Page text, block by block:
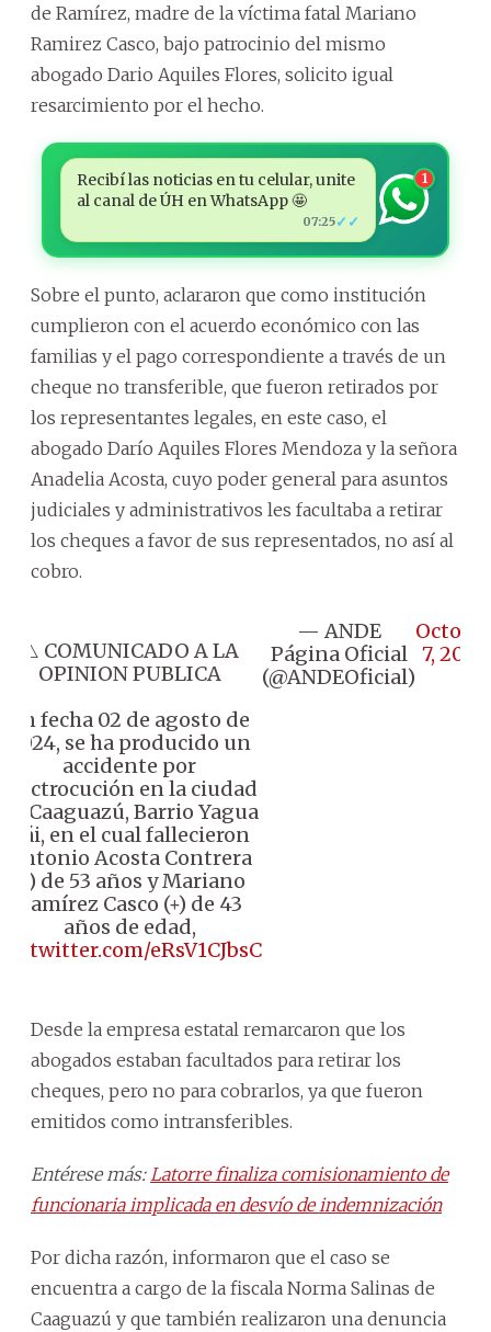
de Ramírez, madre de la víctima fatal Mariano
Ramirez Casco, bajo patrocinio del mismo
abogado Dario Aquiles Flores, solicito igual
resarcimiento por el hecho.
Recibí las noticias en tu celular, unite
al canal de ÚH en WhatsApp 🤩
07:25✓✓
1
Sobre el punto, aclararon que como institución
cumplieron con el acuerdo económico con las
familias y el pago correspondiente a través de un
cheque no transferible, que fueron retirados por
los representantes legales, en este caso, el
abogado Darío Aquiles Flores Mendoza y la señora
Anadelia Acosta, cuyo poder general para asuntos
judiciales y administrativos les facultaba a retirar
los cheques a favor de sus representados, no así al
cobro.
⚠️ COMUNICADO A LA
OPINION PUBLICA
En fecha 02 de agosto de
2024, se ha producido un
accidente por
electrocución en la ciudad
de Caaguazú, Barrio Yagua
Kái, en el cual fallecieron
Antonio Acosta Contrera
(+) de 53 años y Mariano
Ramírez Casco (+) de 43
años de edad,
eRsV1CJbsC
— ANDE
Página Oficial
(@ANDEOficial)
7, 2024
Desde la empresa estatal remarcaron que los
abogados estaban facultados para retirar los
cheques, pero no para cobrarlos, ya que fueron
emitidos como intransferibles.
Entérese más: Latorre finaliza comisionamiento de
funcionaria implicada en desvío de indemnización
Por dicha razón, informaron que el caso se
encuentra a cargo de la fiscala Norma Salinas de
Caaguazú y que también realizaron una denuncia